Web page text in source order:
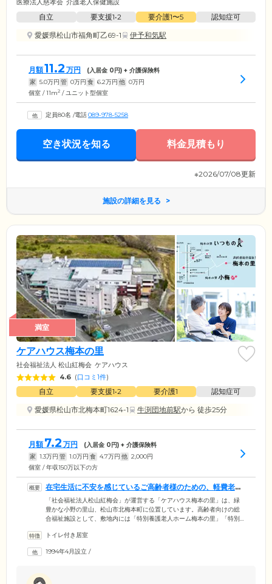
医療法人慈孝会 介護老人保健施設
自立 要支援1•2 要介護1〜5
認知症可
愛媛県松山市福角町乙69-1
伊予和気駅
月額11.2 万円 (入居金 0円) + 介護保険料
家 5.0万円 管 0万円 食 6.2万円 他 0万円
個室 / 11m2 / ユニット型個室
定員80名 /電話089-978-5258
空き状況を知る 料金見積もり
※2026/07/08更新
施設の詳細を見る
満室
ケアハウス梅本の里
社会福祉法人 松山紅梅会 ケアハウス
4.6 (口コミ1件)
自立 要支援1•2 要介護1
認知症可
愛媛県松山市北梅本町1624-1
牛渕団地前駅から 徒歩25分
月額 7.2 万円 (入居金 0円) + 介護保険料
家 1.3万円 管 1.0万円 食 4.7万円 他 2,000円
個室 / 年収150万以下の方
在宅生活に不安を感じているご高齢者様のための、軽費老人
ホームです
「社会福祉法人松山紅梅会」が運営する「ケアハウス梅本の里」は、緑
豊かな小野の里山、松山市北梅本町に位置しています。高齢者向けの総
合福祉施設として、敷地内には「特別養護老人ホーム梅本の里」「特別
設。現在ご家族様と離れてひとり暮らしをされている方など在宅生活に
みなさまの安心・安全を第一に考えたサポートを行っています。全30室
トイレ付き居室
1994年4月設立 /